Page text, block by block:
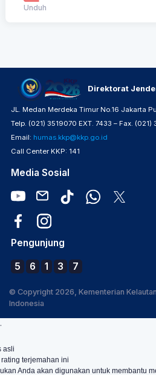
Unduh
Direktorat
JL. Medan Merdeka Timur No.16 Jakarta
Telp. (021) 3519070 EXT. 7433 – Fax.
Email: humas.kkp@kkp.go.id
Call Center KKP: 141
Media Sosial
Pengunjung
5 6 1 3 7
© Copyright 2026, Kementerian
Indonesia
.
asli
terjemahan ini
Anda akan digunakan untuk membantu